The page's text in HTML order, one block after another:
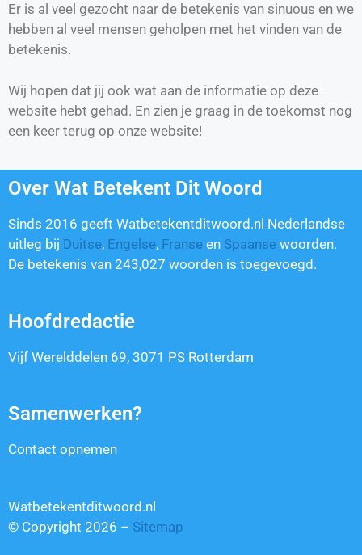
Er is al veel gezocht naar de betekenis van sinuous en we
hebben al veel mensen geholpen met het vinden van de
betekenis.
Wij hopen dat jij ook wat aan de informatie op deze
website hebt gehad. En zien je graag in de toekomst nog
een keer terug op onze website!
Over Wat Betekent Dit Woord
Sinds 2016 geeft Watbetekentditwoord.nl Nederlandse
uitleg bij Duitse, Engelse, Franse en Spaanse woorden.
De betekenis van 243,027 woorden is toegevoegd.
Hoofdredactie
Vijf Werelddelen 69, 3071 PS Rotterdam
Samenwerken?
Contact opnemen
Watbetekentditwoord.nl
© Copyright 2026 – Sitemap